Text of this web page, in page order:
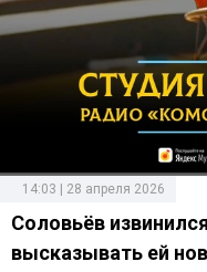
14:03 | 28 апреля 2026
Соловьёв
высказывать ей